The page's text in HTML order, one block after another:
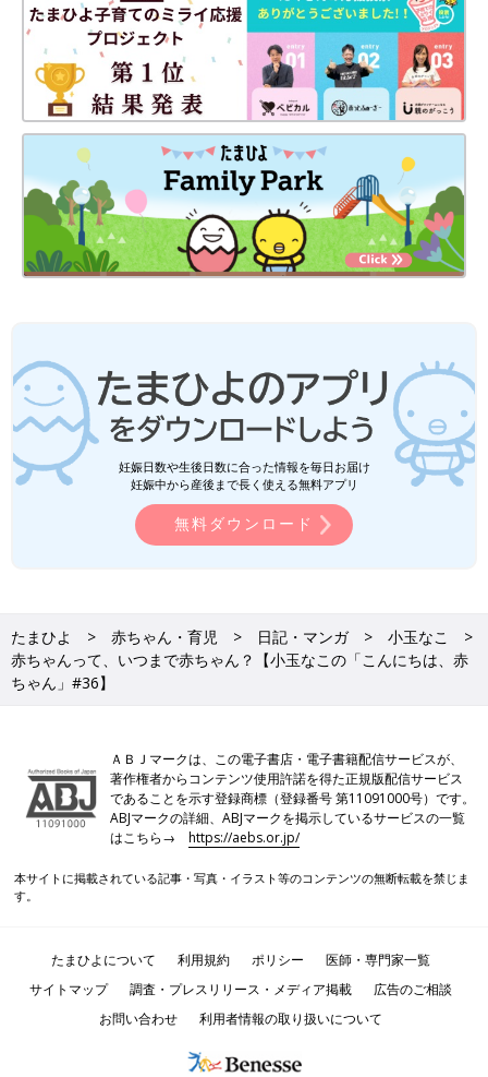
妊娠日数や生後日数に合った情報を毎日お届け
妊娠中から産後まで長く使える無料アプリ
無料ダウンロード
たまひよ 赤ちゃん・育児 日記・マンガ
小玉なこ
赤ちゃんって、いつまで赤ちゃん？【小玉なこの「こんにちは、赤
ちゃん」#36】
ＡＢＪマークは、この電子書店・電子書籍配信サービスが、
著作権者からコンテンツ使用許諾を得た正規版配信サービス
であることを示す登録商標（登録番号 第11091000号）です。
ABJマークの詳細、ABJマークを掲示しているサービスの一覧
はこちら→https://aebs.or.jp/
本サイトに掲載されている記事・写真・イラスト等のコンテンツの無断転載を禁じま
す。
たまひよについて 利用規約 ポリシー
医師・専門家一覧
サイトマップ
調査・プレスリリース・メディア掲載
広告のご相談
お問い合わせ
利用者情報の取り扱いについて